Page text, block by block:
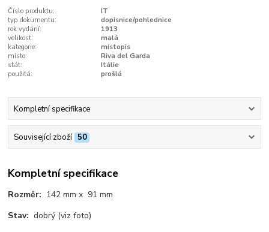
Číslo produktu:
IT
typ dokumentu:
dopisnice/pohlednice
rok vydání:
1913
velikost:
malá
kategorie:
místopis
místo:
Riva del Garda
stát:
Itálie
použitá:
prošlá
Kompletní specifikace
Související zboží 50
Kompletní specifikace
Rozměr: 142 mm x 91 mm
Stav: dobrý (viz foto)